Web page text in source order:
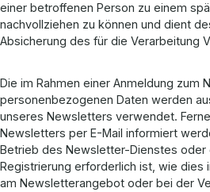
einer betroffenen Person zu einem
nachvollziehen zu können und dient
Absicherung des für die Verarbeitung
Die im Rahmen einer Anmeldung zum
personenbezogenen Daten werden
unseres Newsletters verwendet.
Newsletters per E-Mail informiert
Betrieb des Newsletter-Dienstes oder
Registrierung erforderlich ist, wie dies
am Newsletterangebot oder bei der